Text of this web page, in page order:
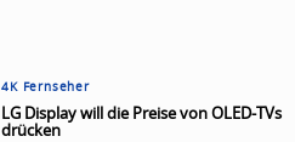
4K Fernseher
LG Display will die Preise von OLED-TVs
drücken